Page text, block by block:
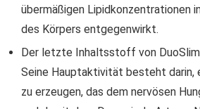
übermäßigen Lipidkonzentrationen
des Körpers entgegenwirkt.
Der letzte Inhaltsstoff von
Seine Hauptaktivität besteht darin,
zu erzeugen, das dem nervösen